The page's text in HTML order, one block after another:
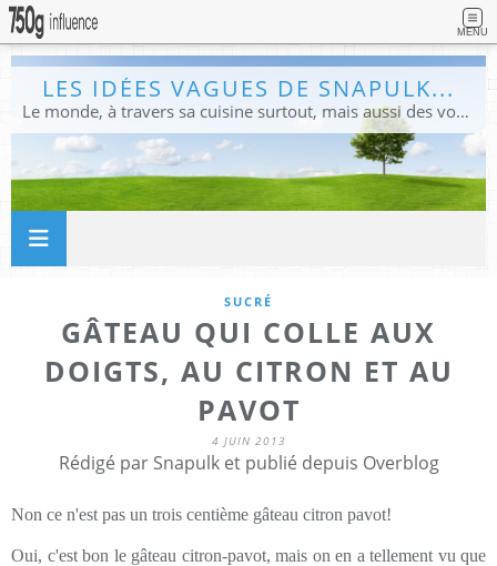
MENU
LES IDÉES VAGUES DE SNAPULK...
Le monde, à travers sa cuisine surtout, mais aussi des voyages, et des idées.
SUCRÉ
GÂTEAU QUI COLLE AUX
DOIGTS, AU CITRON ET AU
PAVOT
4 JUIN 2013
Rédigé par Snapulk et publié depuis Overblog
Non ce n'est pas un trois centième gâteau citron pavot!
Oui, c'est bon le gâteau citron-pavot, mais on en a tellement vu que